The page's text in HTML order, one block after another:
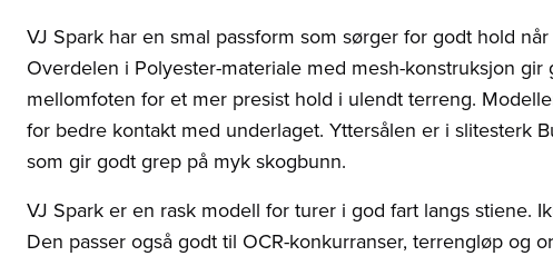
VJ Spark har en smal passform som sørger for godt hold
Overdelen i Polyester-materiale med mesh-konstruksjon
mellomfoten for et mer presist hold i ulendt terreng.
for bedre kontakt med underlaget. Yttersålen er i slitesterk
som gir godt grep på myk skogbunn.
VJ Spark er en rask modell for turer i god fart langs stiene.
Den passer også godt til OCR-konkurranser, terrengløp og